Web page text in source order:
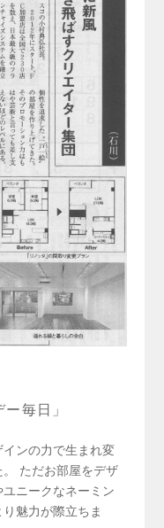
毎日」
ンの力で生まれ変
ただお部屋をデザ
ニークなネーミン
魅力が際立ちま